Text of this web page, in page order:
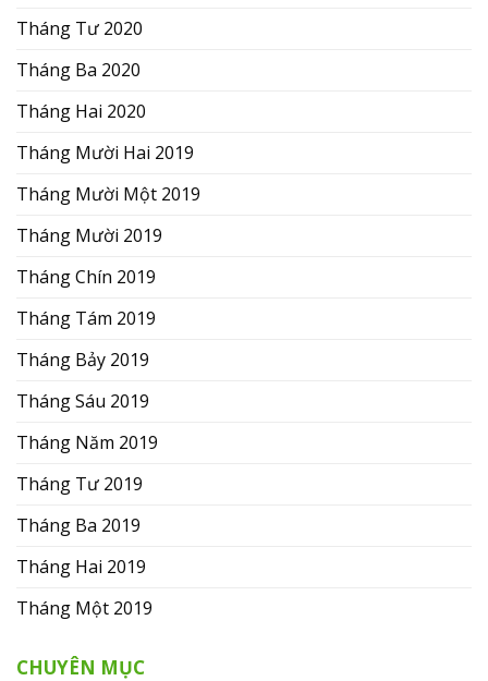
Tháng Tư 2020
Tháng Ba 2020
Tháng Hai 2020
Tháng Mười Hai 2019
Tháng Mười Một 2019
Tháng Mười 2019
Tháng Chín 2019
Tháng Tám 2019
Tháng Bảy 2019
Tháng Sáu 2019
Tháng Năm 2019
Tháng Tư 2019
Tháng Ba 2019
Tháng Hai 2019
Tháng Một 2019
CHUYÊN MỤC